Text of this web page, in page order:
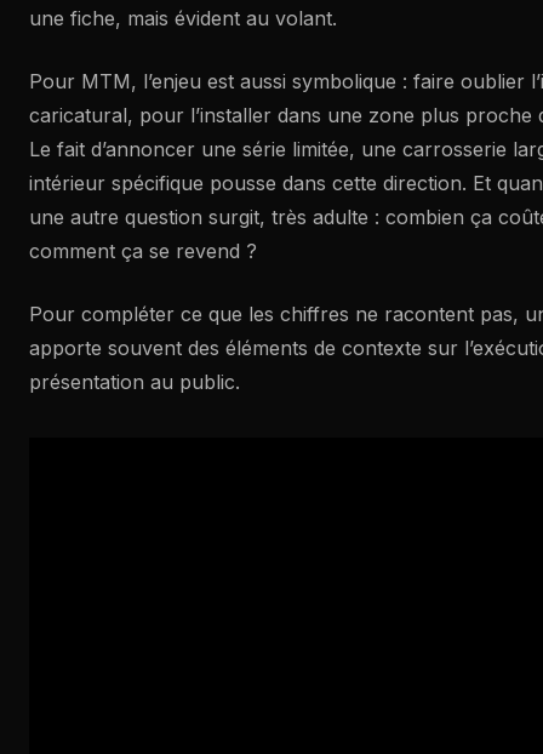
une fiche, mais évident au volant.
Pour MTM, l’enjeu est aussi symbolique : faire oublier
caricatural, pour l’installer dans une zone plus proche
Le fait d’annoncer une série limitée, une carrosserie
intérieur spécifique pousse dans cette direction. Et
une autre question surgit, très adulte : combien ça
comment ça se revend ?
Pour compléter ce que les chiffres ne racontent pas,
apporte souvent des éléments de contexte sur
présentation au public.